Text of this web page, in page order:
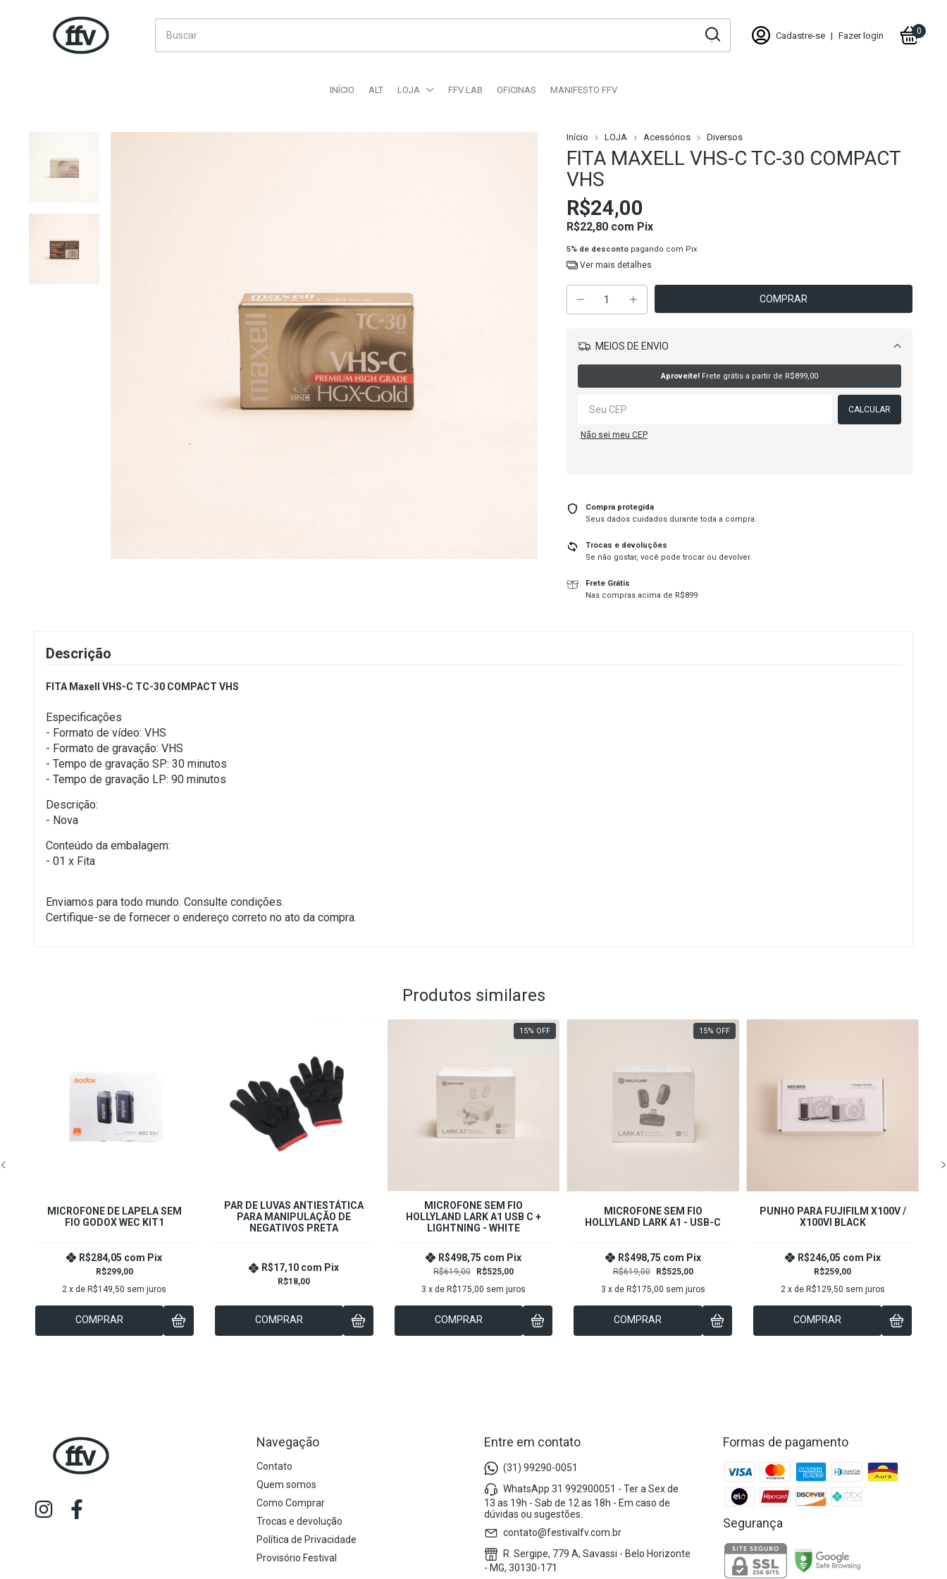
Cadastre-se | Fazer login 0
INÍCIO ALT LOJA FFV LAB OFICINAS MANIFESTO FFV
Início LOJA Acessórios Diversos
FITA MAXELL VHS-C TC-30 COMPACT
VHS
R$24,00
R$22,80 com Pix
5% de descontopagando com Pix
Ver mais detalhes
MEIOS DE ENVIO
Aproveite!Frete grátis a partir de R$899,00
CALCULAR
Não sei meu CEP
Compra protegida
Seus dados cuidados durante toda a compra.
Trocas e devoluções
Se não gostar, você pode trocar ou devolver.
Frete Grátis
Nas compras acima de R$899
Descrição
FITA Maxell VHS-C TC-30 COMPACT VHS
Especificações
- Formato de vídeo: VHS
- Formato de gravação: VHS
- Tempo de gravação SP: 30 minutos
- Tempo de gravação LP: 90 minutos
Descrição:
- Nova
Conteúdo da embalagem:
- 01 x Fita
Enviamos para todo mundo. Consulte condições.
Certifique-se de fornecer o endereço correto no ato da compra.
Produtos similares
MICROFONE DE LAPELA SEM
FIO GODOX WEC KIT1
R$299,00
R$284,05 com Pix
2 x de R$149,50 sem juros
COMPRAR
PAR DE LUVAS ANTIESTÁTICA
PARA MANIPULAÇÃO DE
NEGATIVOS PRETA
R$18,00
R$17,10 com Pix
COMPRAR
15% OFF
MICROFONE SEM FIO
HOLLYLAND LARK A1 USB C +
LIGHTNING - WHITE
R$619,00 R$525,00
R$498,75 com Pix
3 x de R$175,00 sem juros
COMPRAR
15% OFF
MICROFONE SEM FIO
HOLLYLAND LARK A1 - USB-C
R$619,00 R$525,00
R$498,75 com Pix
3 x de R$175,00 sem juros
COMPRAR
PUNHO PARA FUJIFILM X100V /
X100VI BLACK
R$259,00
R$246,05 com Pix
2 x de R$129,50 sem juros
COMPRAR
Navegação
Contato
Quem somos
Como Comprar
Trocas e devolução
Política de Privacidade
Provisório Festival
Entre em contato
(31) 99290-0051
WhatsApp 31 992900051 - Ter a Sex de
13 as 19h - Sab de 12 as 18h - Em caso de
dúvidas ou sugestões.
contato@festivalfv.com.br
R. Sergipe, 779 A, Savassi - Belo Horizonte
- MG, 30130-171
Formas de pagamento
Segurança